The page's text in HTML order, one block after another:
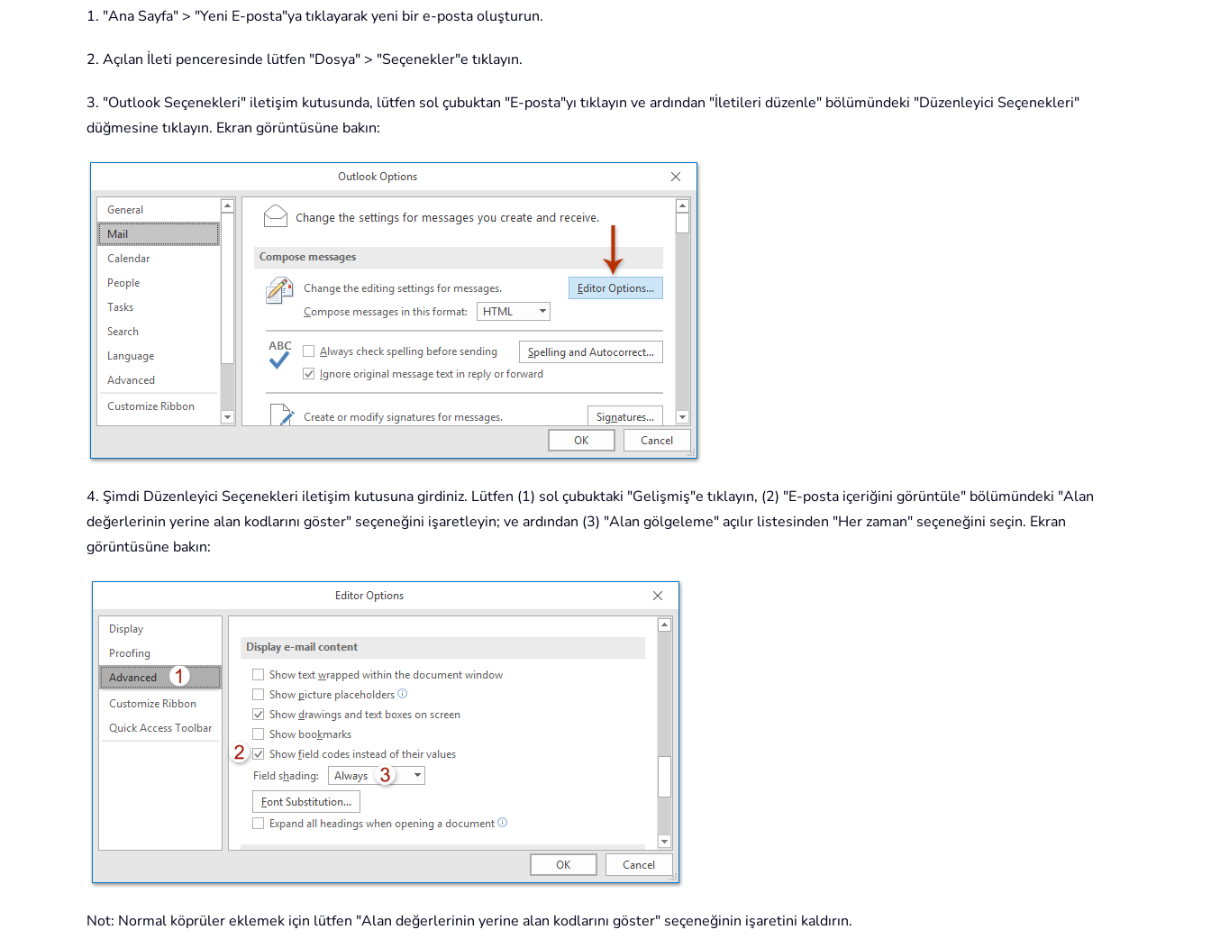
1. "Ana Sayfa" > "Yeni E-posta"ya tıklayarak yeni bir e-posta oluşturun.
2. Açılan İleti penceresinde lütfen "Dosya" > "Seçenekler"e tıklayın.
3. "Outlook Seçenekleri" iletişim kutusunda, lütfen sol çubuktan "E-posta"yı tıklayın ve ardından "İletileri düzenle" bölümündeki "Düzenleyici Seçenekleri"
düğmesine tıklayın. Ekran görüntüsüne bakın:
4. Şimdi Düzenleyici Seçenekleri iletişim kutusuna girdiniz. Lütfen (1) sol çubuktaki "Gelişmiş"e tıklayın, (2) "E-posta içeriğini görüntüle" bölümündeki "Alan
değerlerinin yerine alan kodlarını göster" seçeneğini işaretleyin; ve ardından (3) "Alan gölgeleme" açılır listesinden "Her zaman" seçeneğini seçin. Ekran
görüntüsüne bakın:
Not: Normal köprüler eklemek için lütfen "Alan değerlerinin yerine alan kodlarını göster" seçeneğinin işaretini kaldırın.